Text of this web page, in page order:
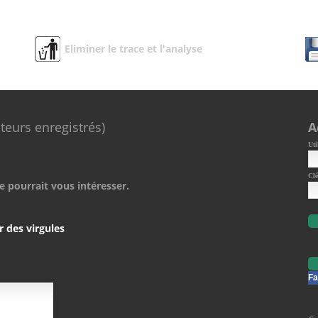
Eliminer le trace et l'analyse
enregistrés)
pourrait vous intéresser.
des virgules
Clé